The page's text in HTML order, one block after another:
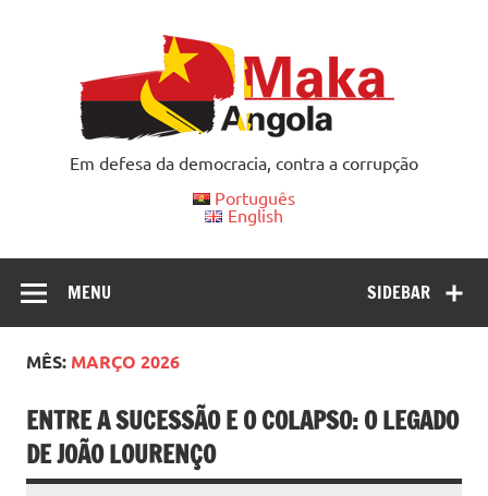
Em defesa da democracia, contra a corrupção
Português
English
SIDEBAR
MENU
MÊS: MARÇO 2026
ENTRE A SUCESSÃO E O COLAPSO: O LEGADO
DE JOÃO LOURENÇO